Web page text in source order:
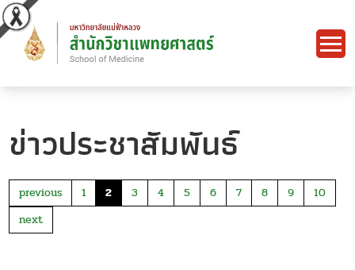
ข่าวประชาสัมพันธ์
previous 1 2 3 4 5 6 7 8 9
10
next